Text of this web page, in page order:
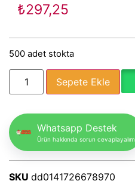
₺297,25
500 adet stokta
Sepete Ekle
Whatsapp Destek
Ürün hakkında sorun cevaplayalım
SKU dd0141726678970